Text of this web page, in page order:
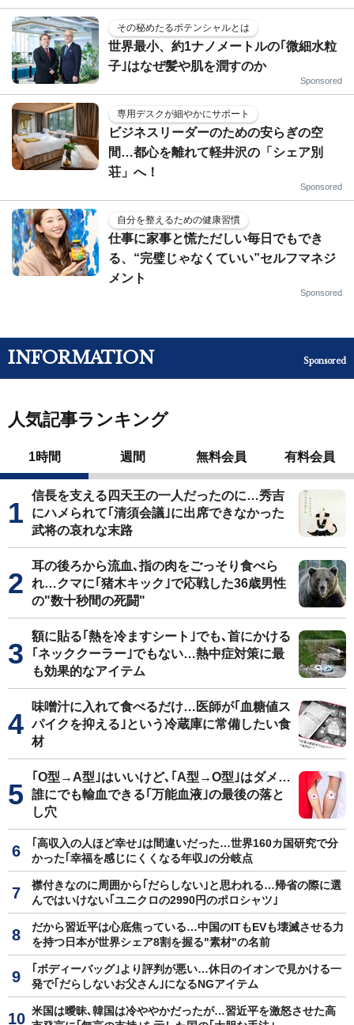
その秘めたるポテンシャルとは
世界最小、約1ナノメートルの｢微細水粒
子｣はなぜ髪や肌を潤すのか
Sponsored
専用デスクが細やかにサポート
ビジネスリーダーのための安らぎの空
間…都心を離れて軽井沢の「シェア別
荘」へ！
Sponsored
自分を整えるための健康習慣
仕事に家事と慌ただしい毎日でもでき
る、“完璧じゃなくていい”セルフマネジ
メント
Sponsored
INFORMATION Sponsored
人気記事ランキング
1時間 週間 無料会員 有料会員
信長を支える四天王の一人だったのに…秀吉
にハメられて｢清須会議｣に出席できなかった
武将の哀れな末路
耳の後ろから流血､指の肉をごっそり食べら
れ…クマに｢猪木キック｣で応戦した36歳男性
の"数十秒間の死闘"
額に貼る｢熱を冷ますシート｣でも､首にかける
｢ネッククーラー｣でもない…熱中症対策に最
も効果的なアイテム
味噌汁に入れて食べるだけ…医師が｢血糖値ス
パイクを抑える｣という冷蔵庫に常備したい食
材
｢O型→A型｣はいいけど､｢A型→O型｣はダメ…
誰にでも輸血できる｢万能血液｣の最後の落と
し穴
｢高収入の人ほど幸せ｣は間違いだった…世界160カ国研究で分
かった｢幸福を感じにくくなる年収｣の分岐点
襟付きなのに周囲から｢だらしない｣と思われる…帰省の際に選
んではいけない｢ユニクロの2990円のポロシャツ｣
だから習近平は心底焦っている…中国のITもEVも壊滅させる力
を持つ日本が世界シェア8割を握る"素材"の名前
｢ボディーバッグ｣より評判が悪い…休日のイオンで見かける一
発で｢だらしないお父さん｣になるNGアイテム
米国は曖昧､韓国は冷ややかだったが…習近平を激怒させた高